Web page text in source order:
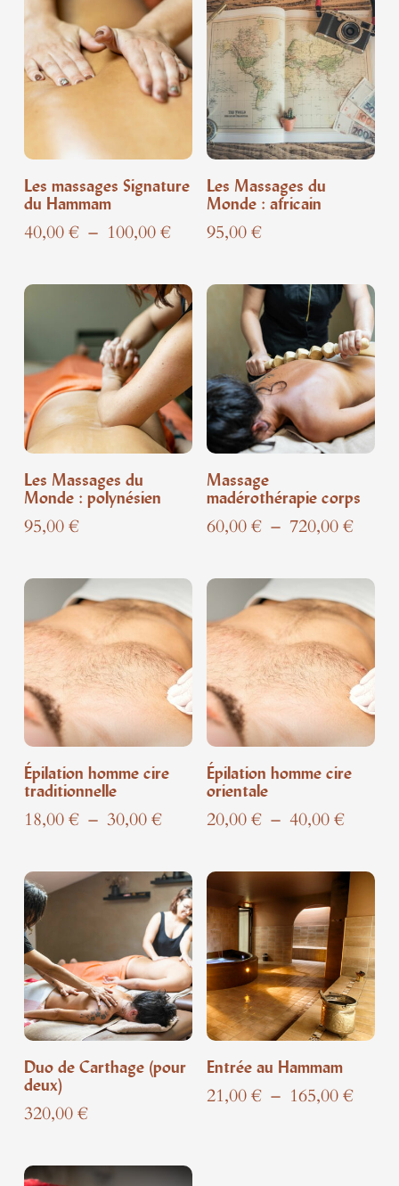
Les massages Signature
du Hammam
40,00€ – 100,00€Plage
40,00 €
à
100,00 €
Les Massages du
Monde : africain
95,00€
Les Massages du
Monde : polynésien
95,00€
Massage
madérothérapie corps
60,00€ – 720,00€Plage
à
Épilation homme cire
traditionnelle
18,00€ – 30,00€Plage
18,00 €
à
30,00 €
Épilation homme cire
orientale
20,00€ – 40,00€Plage
20,00 €
à
40,00 €
Duo de Carthage (pour
deux)
320,00€
Entrée au Hammam
21,00€ – 165,00€Plage